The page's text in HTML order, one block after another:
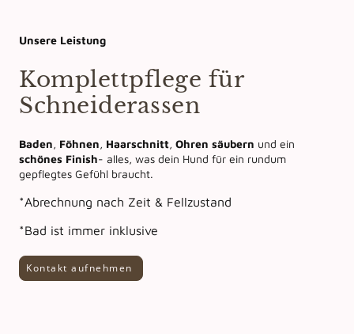
Unsere Leistung
Komplettpflege für
Schneiderassen
Baden, Föhnen, Haarschnitt, Ohren säubern und ein
schönes Finish- alles, was dein Hund für ein rundum
gepflegtes Gefühl braucht.
*Abrechnung nach Zeit & Fellzustand
*Bad ist immer inklusive
Kontakt aufnehmen